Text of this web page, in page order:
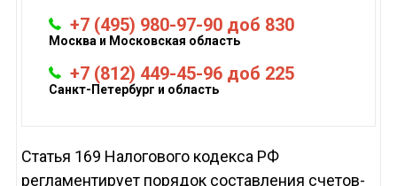
+7 (495) 980-97-90 доб 830
Москва и Московская область
+7 (812) 449-45-96 доб 225
Санкт-Петербург и область
Статья 169 Налогового кодекса РФ
регламентирует порядок составления счетов-